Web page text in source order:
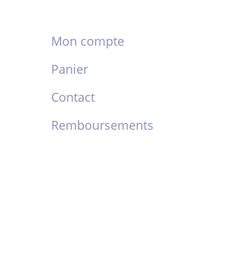
Mon compte
Panier
Contact
Remboursements